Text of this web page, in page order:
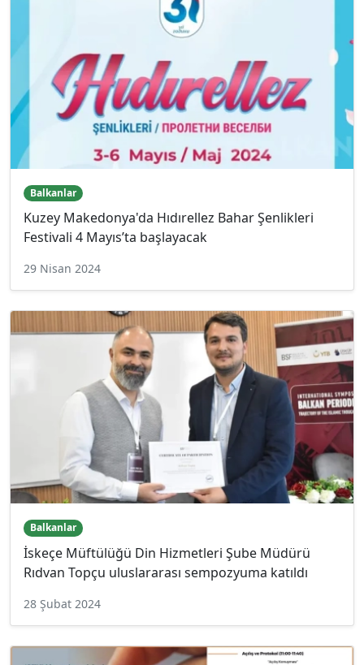
Balkanlar
Kuzey Makedonya'da Hıdırellez Bahar Şenlikleri
Festivali 4 Mayıs’ta başlayacak
29 Nisan 2024
Balkanlar
İskeçe Müftülüğü Din Hizmetleri Şube Müdürü
Rıdvan Topçu uluslararası sempozyuma katıldı
28 Şubat 2024